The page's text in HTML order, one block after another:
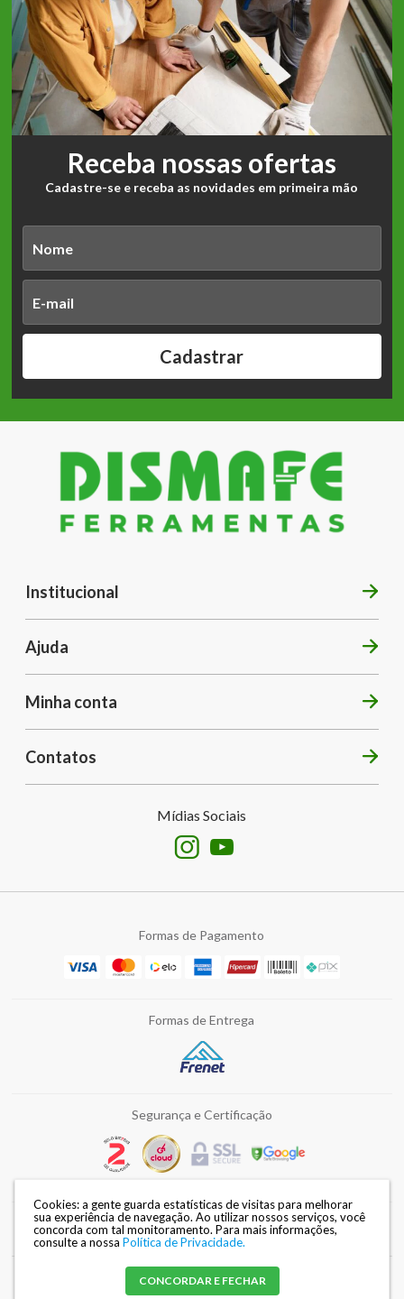
Cookies: a gente guarda estatísticas de visitas para melhorar
sua experiência de navegação. Ao utilizar nossos serviços, você
concorda com tal monitoramento. Para mais informações,
consulte a nossa Política de Privacidade.
CONCORDAR E FECHAR
Receba nossas ofertas
Cadastre-se e receba as novidades em primeira mão
Cadastrar
Institucional
Ajuda
Minha conta
Contatos
Formas de Pagamento
Formas de Entrega
Segurança e Certificação
Razão Social: DISMAFE FERRAMENTAS LTDA | CNPJ: 82.028.002/0002-34 |
Endereço: Avenida Duque de Caxias, 3240 - Londrina / PR |